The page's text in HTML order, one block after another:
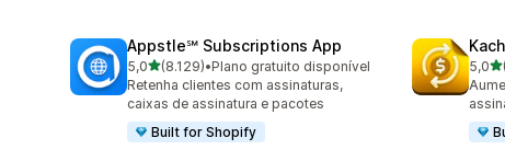
Appstle℠ Subscriptions App
5,0de 5 estrelas
(8.129)
8129 avaliações ao todo
•Plano gratuito disponível
Retenha clientes com assinaturas,
caixas de assinatura e pacotes
Built for Shopify
5,0
822